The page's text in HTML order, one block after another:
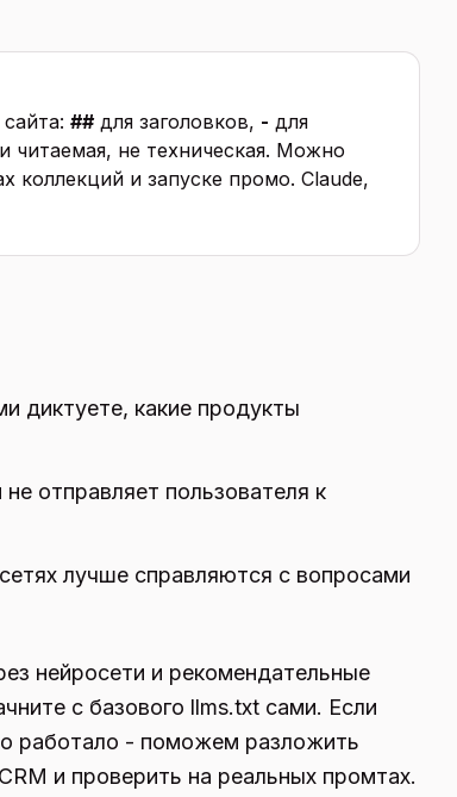
##для заголовков, - для
читаемая, не техническая. Можно
коллекций и запуске промо. Claude,
диктуете, какие продукты
отправляет пользователя к
лучше справляются с вопросами
нейросети и рекомендательные
с базового llms.txt сами. Если
работало - поможем разложить
и проверить на реальных промтах.